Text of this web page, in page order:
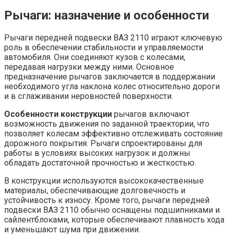
Рычаги: назначение и особенности
Рычаги передней подвески ВАЗ 2110 играют ключевую
роль в обеспечении стабильности и управляемости
автомобиля. Они соединяют кузов с колесами,
передавая нагрузки между ними. Основное
предназначение рычагов заключается в поддержании
необходимого угла наклона колес относительно дороги
и в сглаживании неровностей поверхности.
Особенности конструкции рычагов включают
возможность движения по заданной траектории, что
позволяет колесам эффективно отслеживать состояние
дорожного покрытия. Рычаги спроектированы для
работы в условиях высоких нагрузок и должны
обладать достаточной прочностью и жесткостью.
В конструкции используются высококачественные
материалы, обеспечивающие долговечность и
устойчивость к износу. Кроме того, рычаги передней
подвески ВАЗ 2110 обычно оснащены подшипниками и
сайлентблоками, которые обеспечивают плавность хода
и уменьшают шума при движении.